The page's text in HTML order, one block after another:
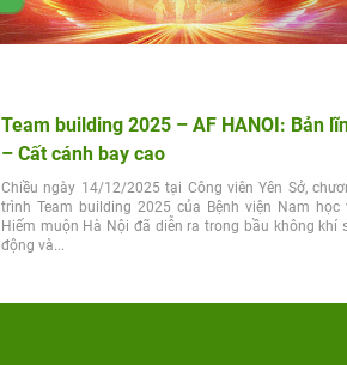
Team building 2025 – AF HANOI: Bản
– Cất cánh bay cao
Chiều ngày 14/12/2025 tại Công viên Yên Sở,
trình Team building 2025 của Bệnh viện Nam học
Hiếm muộn Hà Nội đã diễn ra trong bầu không khí
động và...